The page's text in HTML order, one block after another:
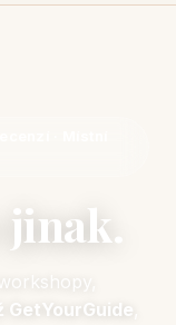
jinak.
GetYourGuide